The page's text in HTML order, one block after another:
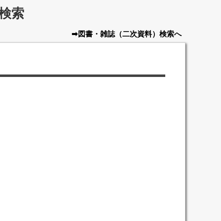
索
➡図書・雑誌（二次資料） 検索へ